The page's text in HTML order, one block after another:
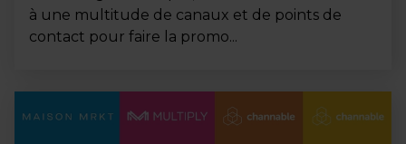
à une multitude de canaux et de points de
contact pour faire la promo...